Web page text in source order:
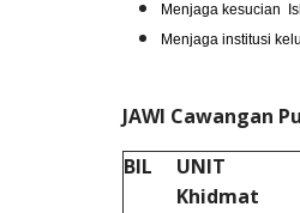
Menjaga kesucian
Menjaga institusi
JAWI Cawangan
BIL
UNIT
Khidmat